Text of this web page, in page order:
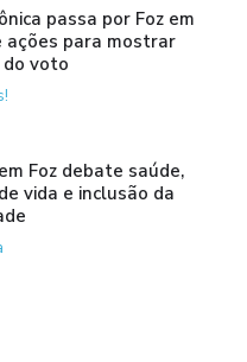
passa por Foz em
ações para mostrar
voto
Foz debate saúde,
vida e inclusão da